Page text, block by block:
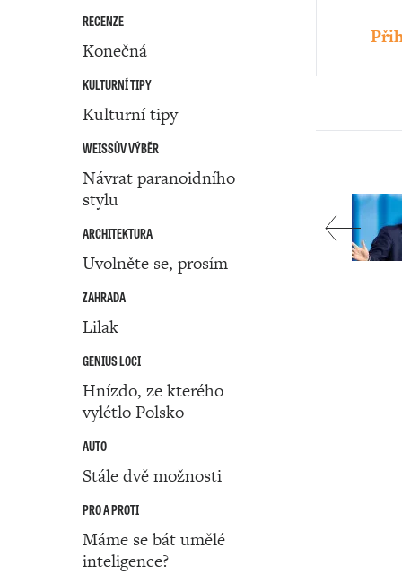
RECENZE
Konečná
KULTURNÍ TIPY
Kulturní tipy
WEISSŮV VÝBĚR
Návrat paranoidního
stylu
ARCHITEKTURA
Uvolněte se, prosím
ZAHRADA
Lilak
GENIUS LOCI
Hnízdo, ze kterého
vylétlo Polsko
AUTO
Stále dvě možnosti
PRO A PROTI
Máme se bát umělé
inteligence?